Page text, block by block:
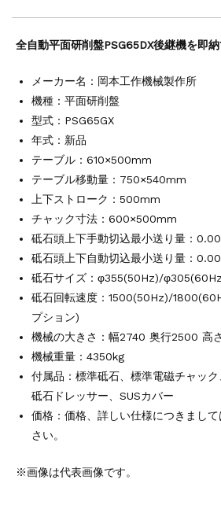
その他の工作機械
2026.5.19
販売 買取
2026.5.16
ダイヘン 交直両用TIG溶接機 AVP-...
販売 買取
2026.5.16
ダイヘン デジタルパルスMAG/MIG溶...
立形マシニングセンター
2026.4.28
ホーコス 4軸マシニングセンター NJ5...
立形マシニングセンター
2026.4.24
森精機 立形マシニングセンター NV50...
立形マシニングセンター
2026.4.19
森精機 立形マシニングセンター NV50...
全自動平面研削盤PSG65DX後継機を即納
メーカー名：岡本工作機械製作所
機種：平面研削盤
型式：PSG65GX
年式：新品
テーブル：610×500mm
テーブル移動量：750×540mm
上下ストローク：500mm
チャック寸法：600×500mm
砥石頭上下手動切込最小送り量：
砥石頭上下自動切込最小送り量：
砥石サイズ：φ355(50Hz)/
砥石回転速度：1500(50Hz)/
プション)
機械の大きさ：幅2740 奥行2500 高
機械重量：4350kg
付属品：標準砥石、標準電磁チャッ
砥石ドレッサー、SUSカバー
価格：価格、詳しい仕様につきまし
さい。
※画像は代表画像です。